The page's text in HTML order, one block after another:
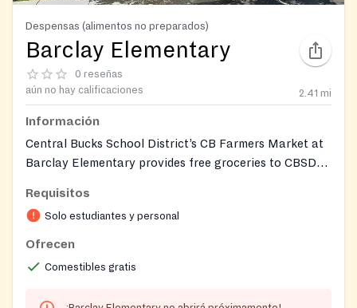
Despensas (alimentos no preparados)
Barclay Elementary
0 reseñas
aún no hay calificaciones
2.41 mi
Información
Central Bucks School District’s CB Farmers Market at
Barclay Elementary provides free groceries to CBSD
commonly includes dry goods, fresh produce, milk,
eggs, bread, and often frozen meat or poultry.
Requisitos
Solo estudiantes y personal
Ofrecen
Comestibles gratis